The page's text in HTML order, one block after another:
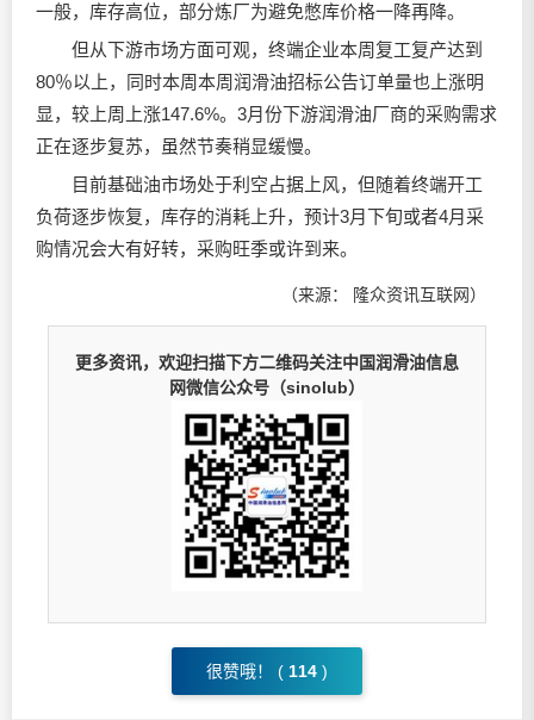
一般，库存高位，部分炼厂为避免憋库价格一降再降。
但从下游市场方面可观，终端企业本周复工复产达到
80％以上，同时本周本周润滑油招标公告订单量也上涨明
显，较上周上涨147.6%。3月份下游润滑油厂商的采购需求
正在逐步复苏，虽然节奏稍显缓慢。
目前基础油市场处于利空占据上风，但随着终端开工
负荷逐步恢复，库存的消耗上升，预计3月下旬或者4月采
购情况会大有好转，采购旺季或许到来。
（来源： 隆众资讯互联网）
更多资讯，欢迎扫描下方二维码关注中国润滑油信息
网微信公众号（sinolub）
很赞哦！ ( 114 )